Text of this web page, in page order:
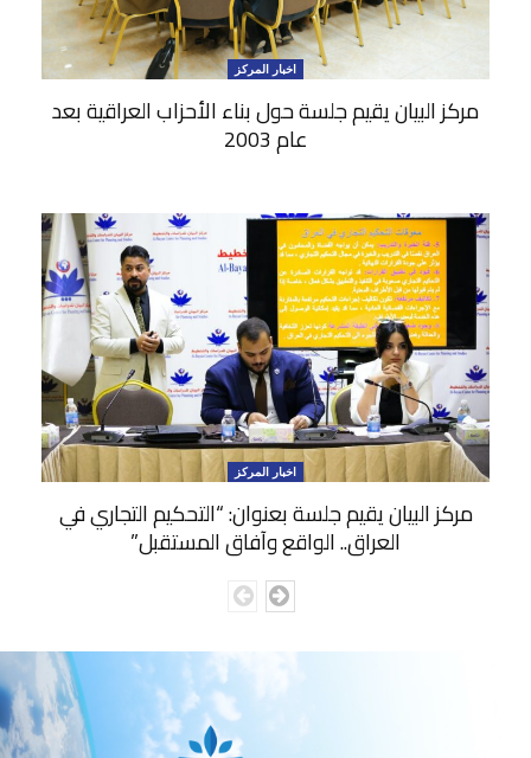
اخبار المركز
مركز البيان يقيم جلسة حول بناء الأحزاب العراقية بعد
عام 2003
اخبار المركز
مركز البيان يقيم جلسة بعنوان: “التحكيم التجاري في
العراق.. الواقع وآفاق المستقبل”